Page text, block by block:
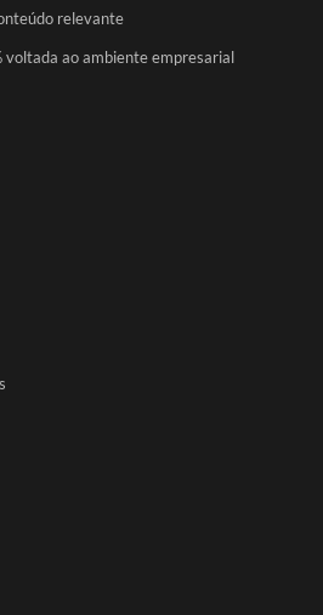
relevante
ao ambiente empresarial